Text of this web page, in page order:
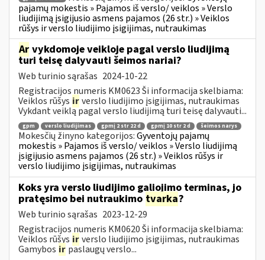
pajamų mokestis » Pajamos iš verslo/ veiklos » Verslo
liudijimą įsigijusio asmens pajamos (26 str.) » Veiklos
rūšys ir verslo liudijimo įsigijimas, nutraukimas
Ar vykdomoje veikloje pagal verslo liudijimą
turi teisę dalyvauti šeimos nariai?
Web turinio sąrašas 2024-10-22
Registracijos numeris KM0623 Ši informacija skelbiama:
Veiklos rūšys irverslo liudijimo įsigijimas, nutraukimas
Vykdant veiklą pagal verslo liudijimą turi teisę dalyvauti...
gpm verslo liudijimas gpmį 2 str 22 d gpmį 10 str 2 d šeimos narys
Mokesčių žinyno kategorijos:Gyventojų pajamų
mokestis » Pajamos iš verslo/ veiklos » Verslo liudijimą
įsigijusio asmens pajamos (26 str.) » Veiklos rūšys ir
verslo liudijimo įsigijimas, nutraukimas
Koks yra verslo liudijimo galiojimo terminas, jo
pratęsimo bei nutraukimo tvarka?
Web turinio sąrašas 2023-12-29
Registracijos numeris KM0620 Ši informacija skelbiama:
Veiklos rūšys irverslo liudijimo įsigijimas, nutraukimas
Gamybos ir paslaugų verslo...